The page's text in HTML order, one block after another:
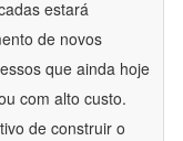
estará
de novos
que ainda hoje
com alto custo.
de construir o